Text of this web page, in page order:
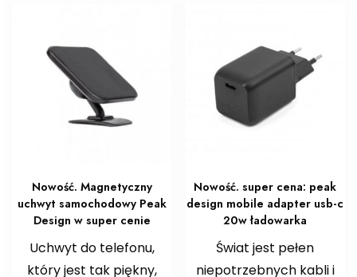
Nowość. Magnetyczny
uchwyt samochodowy Peak
Design w super cenie
Uchwyt do telefonu,
który jest tak piękny,
Nowość. super cena: peak
design mobile adapter usb-c
20w ładowarka
Świat jest pełen
niepotrzebnych kabli i